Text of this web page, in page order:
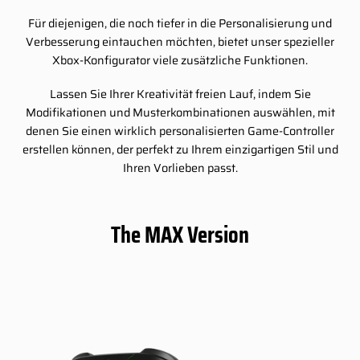
Für diejenigen, die noch tiefer in die Personalisierung und
Verbesserung eintauchen möchten, bietet unser spezieller
Xbox-Konfigurator viele zusätzliche Funktionen.
Lassen Sie Ihrer Kreativität freien Lauf, indem Sie
Modifikationen und Musterkombinationen auswählen, mit
denen Sie einen wirklich personalisierten Game-Controller
erstellen können, der perfekt zu Ihrem einzigartigen Stil und
Ihren Vorlieben passt.
The MAX Version